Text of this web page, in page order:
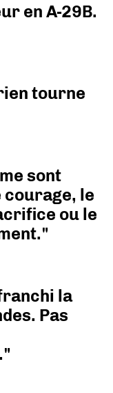
en A-29B.
tourne
sont
courage, le
ou le
la
Pas